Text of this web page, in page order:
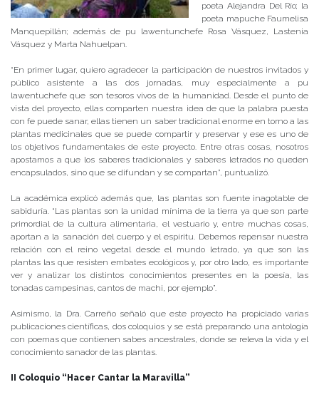
poeta Alejandra Del Río; la
poeta mapuche Faumelisa
Manquepillán; además de pu lawentunchefe Rosa Vásquez, Lastenia
Vásquez y Marta Nahuelpan.
“En primer lugar, quiero agradecer la participación de nuestros invitados y
público asistente a las dos jornadas, muy especialmente a pu
lawentuchefe que son tesoros vivos de la humanidad. Desde el punto de
vista del proyecto, ellas comparten nuestra idea de que la palabra puesta
con fe puede sanar, ellas tienen un saber tradicional enorme en torno a las
plantas medicinales que se puede compartir y preservar y ese es uno de
los objetivos fundamentales de este proyecto. Entre otras cosas, nosotros
apostamos a que los saberes tradicionales y saberes letrados no queden
encapsulados, sino que se difundan y se compartan”, puntualizó.
La académica explicó además que, las plantas son fuente inagotable de
sabiduría. “Las plantas son la unidad mínima de la tierra ya que son parte
primordial de la cultura alimentaria, el vestuario y, entre muchas cosas,
aportan a la sanación del cuerpo y el espíritu. Debemos repensar nuestra
relación con el reino vegetal desde el mundo letrado, ya que son las
plantas las que resisten embates ecológicos y, por otro lado, es importante
ver y analizar los distintos conocimientos presentes en la poesía, las
tonadas campesinas, cantos de machi, por ejemplo”.
Asimismo, la Dra. Carreño señaló que este proyecto ha propiciado varias
publicaciones científicas, dos coloquios y se está preparando una antología
con poemas que contienen sabes ancestrales, donde se releva la vida y el
conocimiento sanador de las plantas.
II Coloquio “Hacer Cantar la Maravilla”